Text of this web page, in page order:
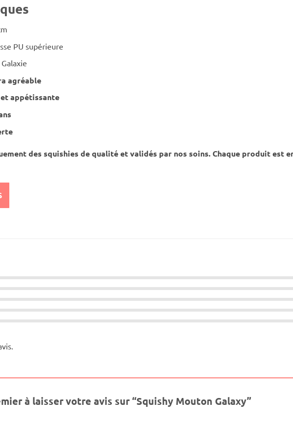
PU supérieure
agréable
appétissante
des squishies de qualité et validés par nos soins. Chaque produit est
à laisser votre avis sur “Squishy Mouton Galaxy”